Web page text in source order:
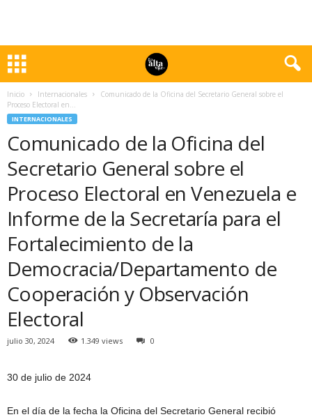
Inicio Internacionales
Comunicado de la Oficina del Secretario General sobre el
Proceso Electoral en...
INTERNACIONALES
Comunicado de la Oficina del
Secretario General sobre el
Proceso Electoral en Venezuela e
Informe de la Secretaría para el
Fortalecimiento de la
Democracia/Departamento de
Cooperación y Observación
Electoral
julio 30, 2024 1.349 views 0
30 de julio de 2024
En el día de la fecha la Oficina del Secretario General recibió